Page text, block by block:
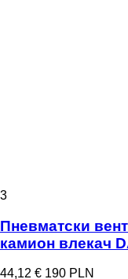
3
Пневматски
камион влекач
44,12 € 190 PLN